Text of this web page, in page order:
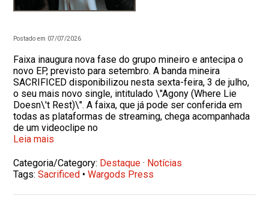
Postado em 07/07/2026
Faixa inaugura nova fase do grupo mineiro e antecipa o
novo EP, previsto para setembro. A banda mineira
SACRIFICED disponibilizou nesta sexta-feira, 3 de julho,
o seu mais novo single, intitulado \"Agony (Where Lie
Doesn\'t Rest)\". A faixa, que já pode ser conferida em
todas as plataformas de streaming, chega acompanhada
de um videoclipe no
Leia mais
Categoria/Category: Destaque · Notícias
Tags:Sacrificed •Wargods Press